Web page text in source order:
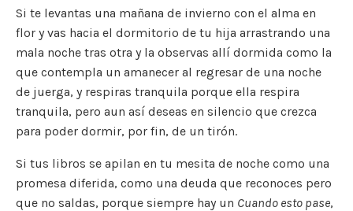
c
e
b
o
o
k
it
te
r
ai
l
p
y
Li
n
k
ai
l
gr
a
m
at
s
A
p
p
m
p
ar
r
Si te levantas una mañana de invierno con el alma en
flor y vas hacia el dormitorio de tu hija arrastrando una
mala noche tras otra y la observas allí dormida como la
que contempla un amanecer al regresar de una noche
de juerga, y respiras tranquila porque ella respira
tranquila, pero aun así deseas en silencio que crezca
para poder dormir, por fin, de un tirón.
Si tus libros se apilan en tu mesita de noche como una
promesa diferida, como una deuda que reconoces pero
que no saldas, porque siempre hay un Cuando esto pase,